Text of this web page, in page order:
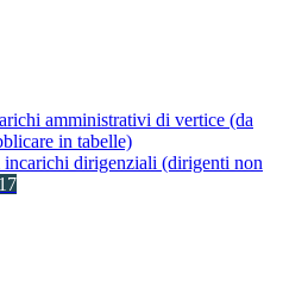
amministrativi di vertice (da
in tabelle)
dirigenziali (dirigenti non
17